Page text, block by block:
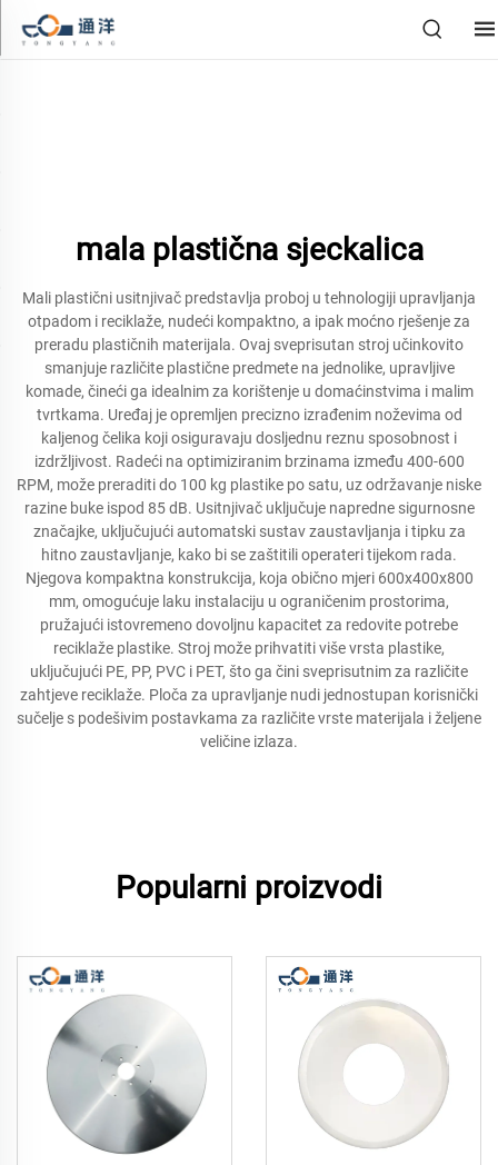
mala plastična sjeckalica
Mali plastični usitnjivač predstavlja proboj u tehnologiji upravljanja
otpadom i reciklaže, nudeći kompaktno, a ipak moćno rješenje za
preradu plastičnih materijala. Ovaj sveprisutan stroj učinkovito
smanjuje različite plastične predmete na jednolike, upravljive
komade, čineći ga idealnim za korištenje u domaćinstvima i malim
tvrtkama. Uređaj je opremljen precizno izrađenim noževima od
kaljenog čelika koji osiguravaju dosljednu reznu sposobnost i
izdržljivost. Radeći na optimiziranim brzinama između 400-600
RPM, može preraditi do 100 kg plastike po satu, uz održavanje niske
razine buke ispod 85 dB. Usitnjivač uključuje napredne sigurnosne
značajke, uključujući automatski sustav zaustavljanja i tipku za
hitno zaustavljanje, kako bi se zaštitili operateri tijekom rada.
Njegova kompaktna konstrukcija, koja obično mjeri 600x400x800
mm, omogućuje laku instalaciju u ograničenim prostorima,
pružajući istovremeno dovoljnu kapacitet za redovite potrebe
reciklaže plastike. Stroj može prihvatiti više vrsta plastike,
uključujući PE, PP, PVC i PET, što ga čini sveprisutnim za različite
zahtjeve reciklaže. Ploča za upravljanje nudi jednostupan korisnički
sučelje s podešivim postavkama za različite vrste materijala i željene
veličine izlaza.
Popularni proizvodi